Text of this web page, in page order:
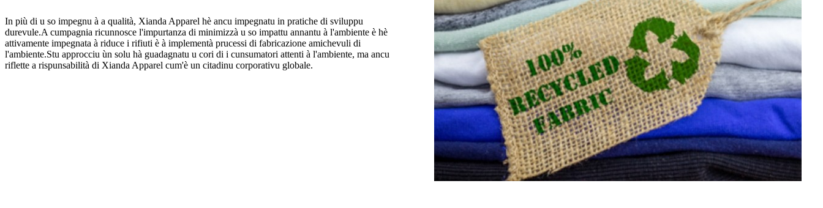
In più di u so impegnu à a qualità, Xianda Apparel hè ancu impegnatu in pratiche di sviluppu
durevule.A cumpagnia ricunnosce l'impurtanza di minimizzà u so impattu annantu à l'ambiente è hè
attivamente impegnata à riduce i rifiuti è à implementà prucessi di fabricazione amichevuli di
l'ambiente.Stu approcciu ùn solu hà guadagnatu u cori di i cunsumatori attenti à l'ambiente, ma ancu
riflette a rispunsabilità di Xianda Apparel cum'è un citadinu corporativu globale.